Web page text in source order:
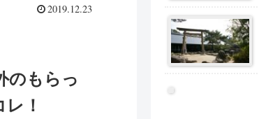
2019.12.23
のもらっ
！